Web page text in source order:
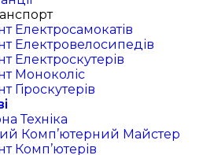
Електросамокатів
Електровелосипедів
Електроскутерів
Моноколіс
Гіроскутерів
Техніка
Комп’ютерний Майстер
Комп’ютерів